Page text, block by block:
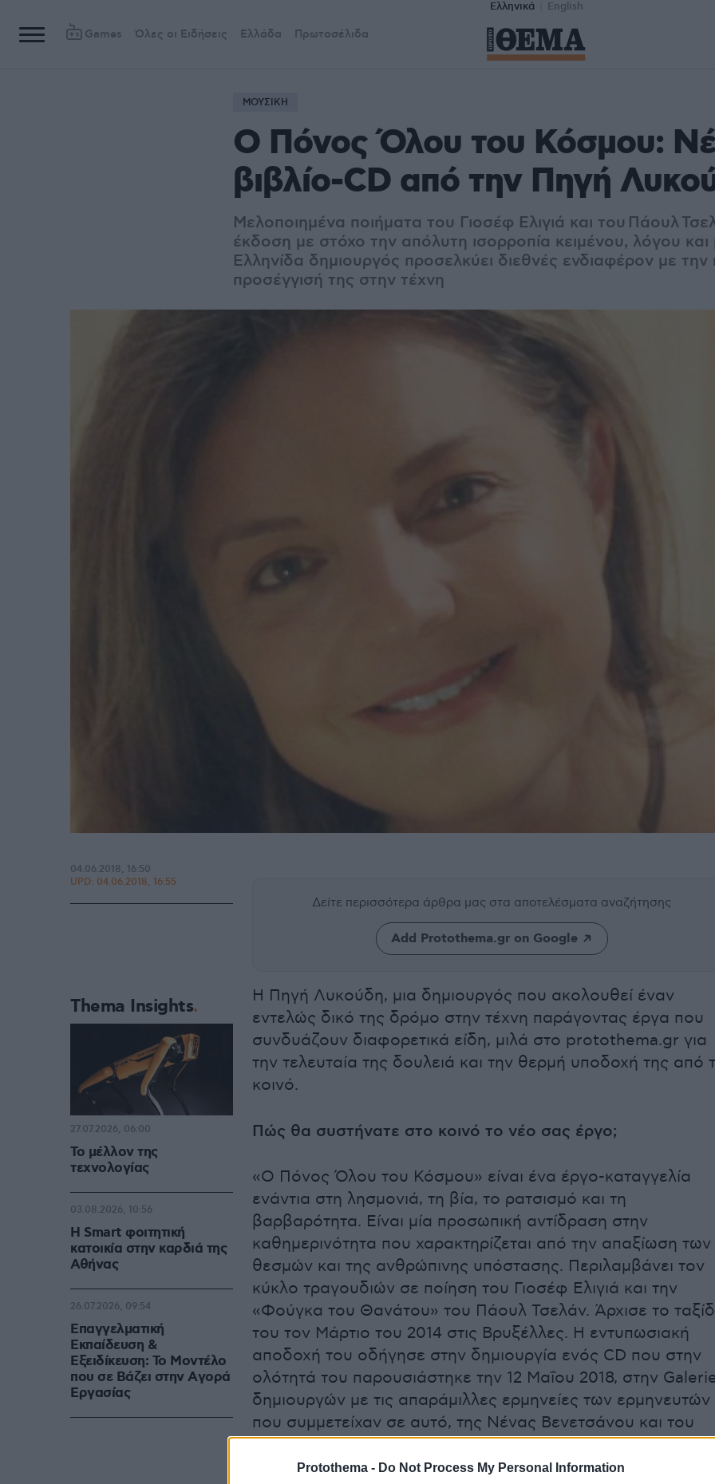
Protothema - Do Not Process My Personal Information
Ελληνικά English
Games Όλες οι Ειδήσεις Ελλάδα Πρωτοσέλιδα
ΜΟΥΣΙΚΗ
Ο Πόνος Όλου του Κόσμου:
βιβλίο-CD από την Πηγή
Μελοποιημένα ποιήματα του Γιοσέφ Ελιγιά και του Πάουλ
έκδοση με στόχο την απόλυτη ισορροπία κειμένου, λόγου
Ελληνίδα δημιουργός προσελκύει διεθνές ενδιαφέρον με
προσέγγισή της στην τέχνη
Δείτε περισσότερα άρθρα μας στα αποτελέσματα αναζήτησης
Add Protothema.gr on Google
Η Πηγή Λυκούδη, μια δημιουργός που ακολουθεί έναν
εντελώς δικό της δρόμο στην τέχνη παράγοντας έργα που
συνδυάζουν διαφορετικά είδη, μιλά στο protothema.gr για
την τελευταία της δουλειά και την θερμή υποδοχή της από
κοινό.
Πώς θα συστήνατε στο κοινό το νέο σας έργο;
«Ο Πόνος Όλου του Κόσμου» είναι ένα έργο-καταγγελία
ενάντια στη λησμονιά, τη βία, το ρατσισμό και τη
βαρβαρότητα. Είναι μία προσωπική αντίδραση στην
καθημερινότητα που χαρακτηρίζεται από την απαξίωση των
θεσμών και της ανθρώπινης υπόστασης. Περιλαμβάνει τον
κύκλο τραγουδιών σε ποίηση του Γιοσέφ Ελιγιά και την
«Φούγκα του Θανάτου» του Πάουλ Τσελάν. Άρχισε το
του τον Μάρτιο του 2014 στις Βρυξέλλες. Η εντυπωσιακή
αποδοχή του οδήγησε στην δημιουργία ενός CD που στην
ολότητά του παρουσιάστηκε την 12 Μαΐου 2018, στην
δημιουργών με τις απαράμιλλες ερμηνείες των ερμηνευτών
που συμμετείχαν σε αυτό, της Νένας Βενετσάνου και του
Γρηγόρη Βαλτινού. Ο αριθμός των ανθρώπων που βρέθηκε
κοντά μας και οι ενθουσιώδεις αντιδράσεις αποδοχής του,
04.06.2018, 16:50
UPD: 04.06.2018, 16:55
Thema Insights
Το μέλλον της
τεχνολογίας
27.07.2026, 06:00
Η Smart φοιτητική
κατοικία στην καρδιά της
Αθήνας
03.08.2026, 10:56
Επαγγελματική
Εκπαίδευση &
Εξειδίκευση: Το Mοντέλο
που σε Bάζει στην Aγορά
Eργασίας
26.07.2026, 09:54